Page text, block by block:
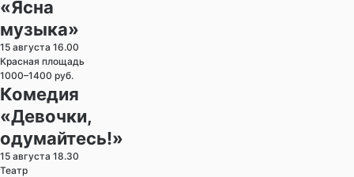
«Ясна
музыка»
15 августа 16.00
Красная площадь
1000–1400 руб.
Комедия
«Девочки,
одумайтесь!»
15 августа 18.30
Театр